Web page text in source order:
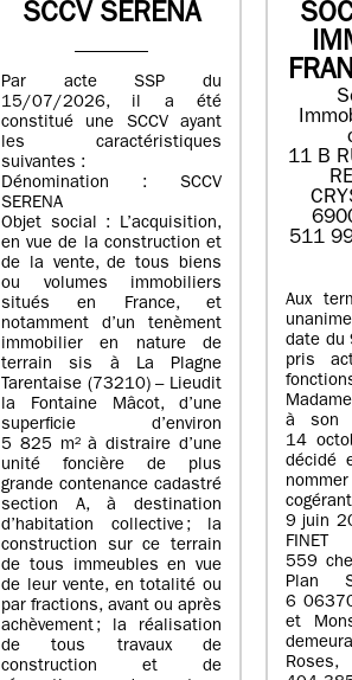
SCCV SERENA
Par acte SSP du
15/07/2026, il a été
constitué une SCCV ayant
les caractéristiques
suivantes :
Dénomination : SCCV
SERENA
Objet social : L’acquisition,
en vue de la construction et
de la vente, de tous biens
ou volumes immobiliers
situés en France, et
notamment d’un tenèment
immobilier en nature de
terrain sis à La Plagne
Tarentaise (73210) – Lieudit
la Fontaine Mâcot, d’une
superficie d’environ
5 825 m² à distraire d’une
unité foncière de plus
grande contenance cadastré
section A, à destination
d’habitation collective ; la
construction sur ce terrain
de tous immeubles en vue
de leur vente, en totalité ou
par fractions, avant ou après
achèvement ; la réalisation
de tous travaux de
construction et de
11 B
511
Aux
date du
pris
à son
14
décidé
9 juin
559
Plan
6 06370
et